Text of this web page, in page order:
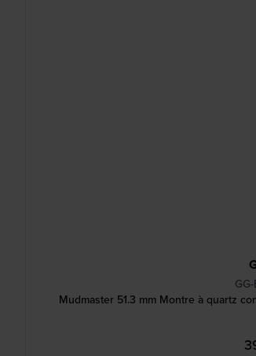
Mudmaster 51.3 mm Montre à quartz